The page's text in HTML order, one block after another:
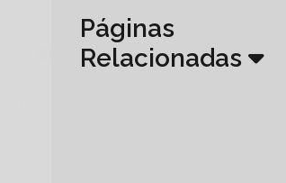
Páginas
Relacionadas